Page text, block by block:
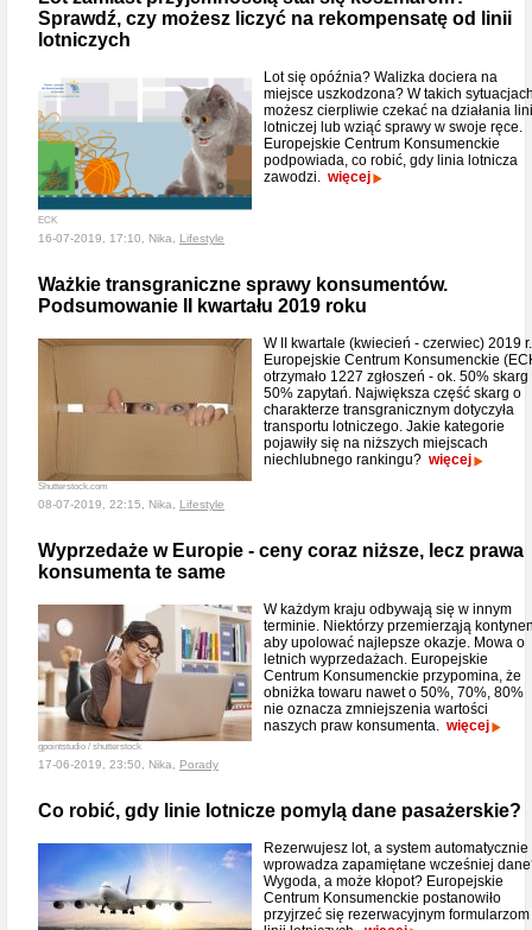
Sprawdź, czy możesz liczyć na rekompensatę od linii
lotniczych
ECK
Lot się opóźnia? Walizka dociera na
miejsce uszkodzona? W takich
możesz cierpliwie czekać na działania
lotniczej lub wziąć sprawy w swoje ręce.
Europejskie Centrum Konsumenckie
podpowiada, co robić, gdy linia lotnicza
zawodzi. więcej
16-07-2019, 17:10, Nika, Lifestyle
Ważkie transgraniczne sprawy konsumentów.
Podsumowanie II kwartału 2019 roku
Shutterstock.com
W II kwartale (kwiecień - czerwiec) 2019 r.
Europejskie Centrum Konsumenckie
otrzymało 1227 zgłoszeń - ok. 50% skarg
50% zapytań. Największa część skarg o
charakterze transgranicznym dotyczyła
transportu lotniczego. Jakie kategorie
pojawiły się na niższych miejscach
niechlubnego rankingu? więcej
08-07-2019, 22:15, Nika, Lifestyle
Wyprzedaże w Europie - ceny coraz niższe, lecz prawa
konsumenta te same
gpointstudio / shutterstock
W każdym kraju odbywają się w innym
terminie. Niektórzy przemierząją
aby upolować najlepsze okazje. Mowa o
letnich wyprzedażach. Europejskie
Centrum Konsumenckie przypomina, że
obniżka towaru nawet o 50%, 70%, 80%
nie oznacza zmniejszenia wartości
naszych praw konsumenta. więcej
17-06-2019, 23:50, Nika, Porady
Co robić, gdy linie lotnicze pomylą dane pasażerskie?
Rezerwujesz lot, a system automatycznie
wprowadza zapamiętane wcześniej
Wygoda, a może kłopot? Europejskie
Centrum Konsumenckie postanowiło
przyjrzeć się rezerwacyjnym formularzom